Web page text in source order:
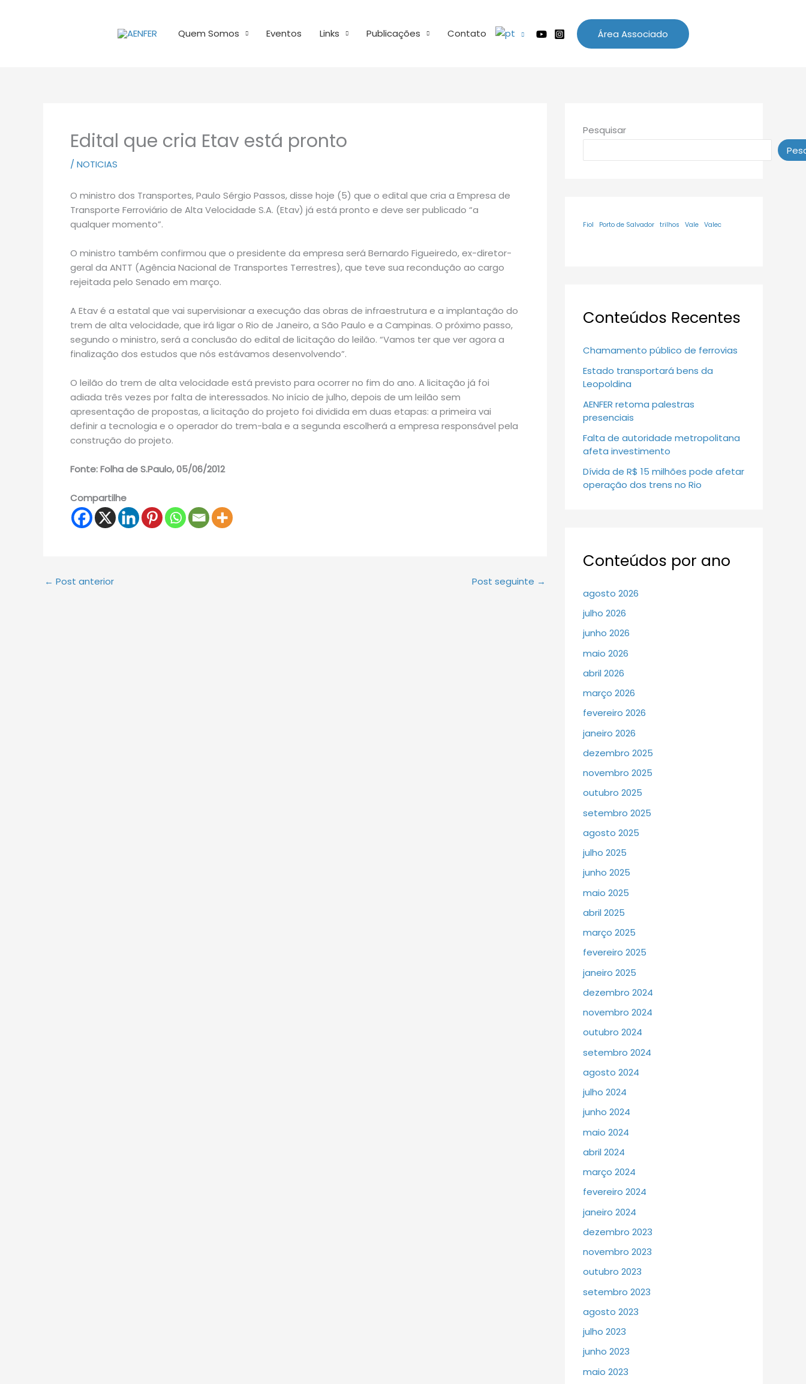
Quem Somos Eventos Links Publicações Contato Área Associado
Edital que cria Etav está pronto
/ NOTICIAS
O ministro dos Transportes, Paulo Sérgio Passos, disse hoje (5) que o edital que cria a Empresa de
Transporte Ferroviário de Alta Velocidade S.A. (Etav) já está pronto e deve ser publicado “a
qualquer momento”.
O ministro também confirmou que o presidente da empresa será Bernardo Figueiredo, ex-diretor-
geral da ANTT (Agência Nacional de Transportes Terrestres), que teve sua recondução ao cargo
rejeitada pelo Senado em março.
A Etav é a estatal que vai supervisionar a execução das obras de infraestrutura e a implantação do
trem de alta velocidade, que irá ligar o Rio de Janeiro, a São Paulo e a Campinas. O próximo passo,
segundo o ministro, será a conclusão do edital de licitação do leilão. “Vamos ter que ver agora a
finalização dos estudos que nós estávamos desenvolvendo”.
O leilão do trem de alta velocidade está previsto para ocorrer no fim do ano. A licitação já foi
adiada três vezes por falta de interessados. No início de julho, depois de um leilão sem
apresentação de propostas, a licitação do projeto foi dividida em duas etapas: a primeira vai
definir a tecnologia e o operador do trem-bala e a segunda escolherá a empresa responsável pela
construção do projeto.
Fonte: Folha de S.Paulo, 05/06/2012
Compartilhe
← Post anterior Post seguinte →
Pesquisar
Fiol Porto de Salvador trilhos Vale Valec
Conteúdos Recentes
Chamamento público de ferrovias
Estado transportará bens da
Leopoldina
AENFER retoma palestras
presenciais
Falta de autoridade metropolitana
afeta investimento
Dívida de R$ 15 milhões pode afetar
operação dos trens no Rio
Conteúdos por ano
agosto 2026
julho 2026
junho 2026
maio 2026
abril 2026
março 2026
fevereiro 2026
janeiro 2026
dezembro 2025
novembro 2025
outubro 2025
setembro 2025
agosto 2025
julho 2025
junho 2025
maio 2025
abril 2025
março 2025
fevereiro 2025
janeiro 2025
dezembro 2024
novembro 2024
outubro 2024
setembro 2024
agosto 2024
julho 2024
junho 2024
maio 2024
abril 2024
março 2024
fevereiro 2024
janeiro 2024
dezembro 2023
novembro 2023
outubro 2023
setembro 2023
agosto 2023
julho 2023
junho 2023
maio 2023